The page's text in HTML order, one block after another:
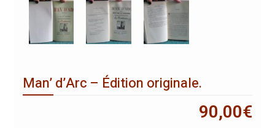
Man’ d’Arc – Édition originale.
90,00€